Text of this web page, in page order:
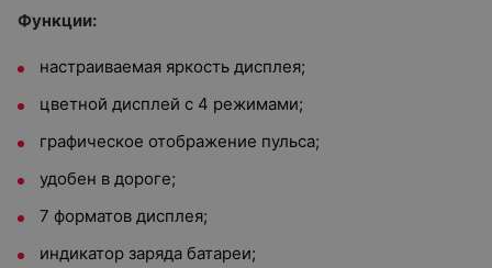
Функции:
настраиваемая яркость дисплея;
цветной дисплей с 4 режимами;
графическое отображение пульса;
удобен в дороге;
7 форматов дисплея;
индикатор заряда батареи;